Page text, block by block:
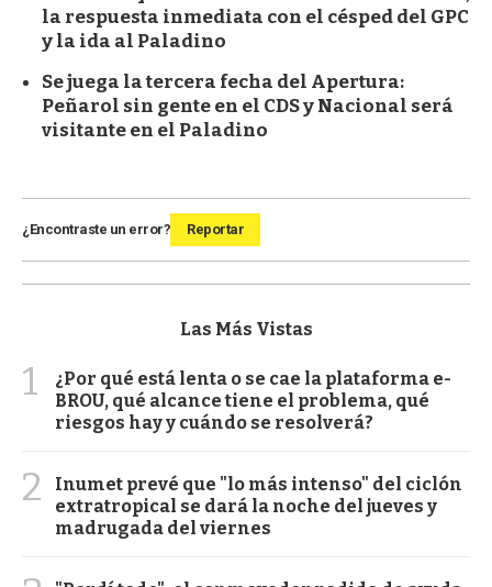
la respuesta inmediata con el césped del GPC
y la ida al Paladino
Se juega la tercera fecha del Apertura:
Peñarol sin gente en el CDS y Nacional será
visitante en el Paladino
¿Encontraste un error? Reportar
Las Más Vistas
1
¿Por qué está lenta o se cae la plataforma e-
BROU, qué alcance tiene el problema, qué
riesgos hay y cuándo se resolverá?
2
Inumet prevé que "lo más intenso" del ciclón
extratropical se dará la noche del jueves y
madrugada del viernes